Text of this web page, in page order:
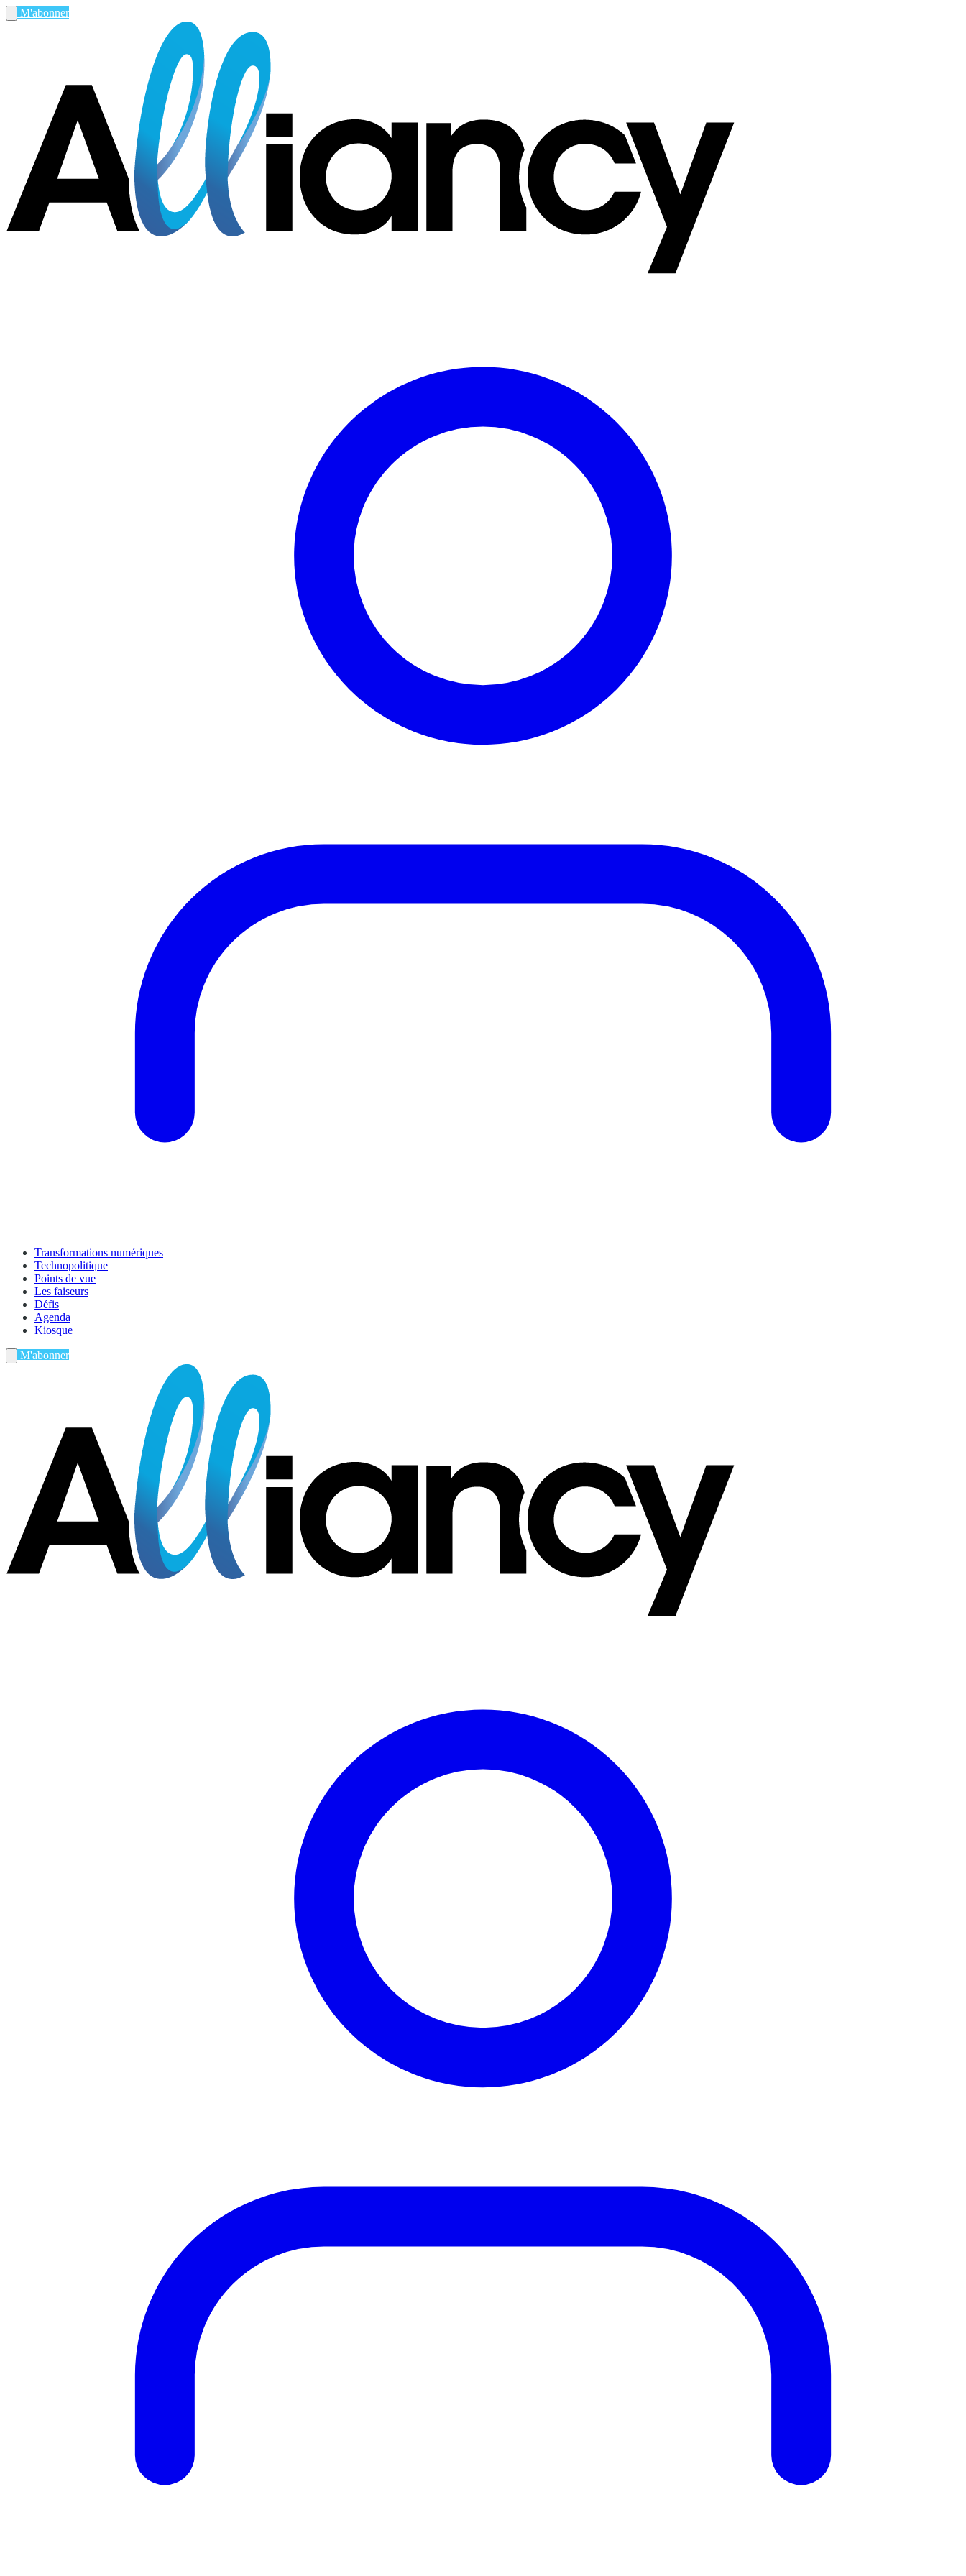
M'abonner
Transformations numériques
Technopolitique
Points de vue
Les faiseurs
Défis
Agenda
Kiosque
M'abonner